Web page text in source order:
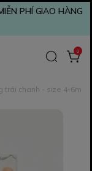
PHÍ GIAO HÀNG
0
trái chanh - size 4-6m